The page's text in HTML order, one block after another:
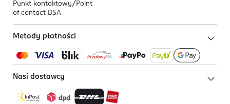
Punkt kontaktowy/ Point
of contact DSA
Metody płatności
Nasi dostawcy